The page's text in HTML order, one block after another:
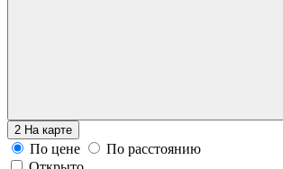
2 На карте
По цене
По расстоянию